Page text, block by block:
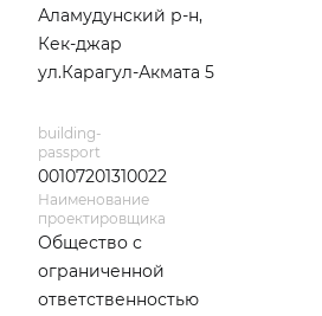
Аламудунский р-н,
Кек-джар
ул.Карагул-Акмата 5
building-
passport
00107201310022
Наименование
проектировщика
Общество с
ограниченной
ответственностью